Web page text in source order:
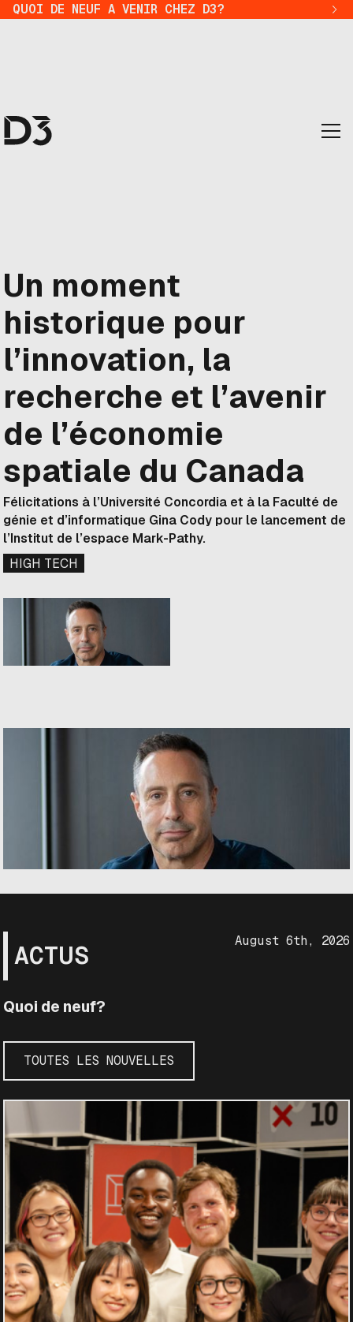
QUOI DE NEUF A VENIR CHEZ D3?
Un moment
historique pour
l’innovation, la
recherche et l’avenir
de l’économie
spatiale du Canada
Félicitations à l’Université Concordia et à la Faculté de
génie et d’informatique Gina Cody pour le lancement de
l’Institut de l’espace Mark-Pathy.
HIGH TECH
ACTUS
Quoi de neuf?
TOUTES LES NOUVELLES
August 6th, 2026